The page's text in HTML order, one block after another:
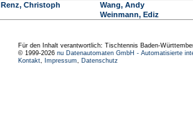
Renz, Christoph
Wang, Andy
Weinmann, Ediz
Für den Inhalt verantwortlich: Tischtennis Baden-
© 1999-2026 nu Datenautomaten GmbH - Automatisierte
Kontakt, Impressum, Datenschutz